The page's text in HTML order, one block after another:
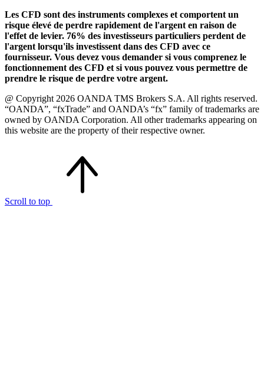
Les CFD sont des instruments complexes et comportent un
risque élevé de perdre rapidement de l'argent en raison de
l'effet de levier. 76% des investisseurs particuliers perdent de
l'argent lorsqu'ils investissent dans des CFD avec ce
fournisseur. Vous devez vous demander si vous comprenez le
fonctionnement des CFD et si vous pouvez vous permettre de
prendre le risque de perdre votre argent.
@ Copyright 2026 OANDA TMS Brokers S.A. All rights reserved.
“OANDA”, “fxTrade” and OANDA’s “fx” family of trademarks are
owned by OANDA Corporation. All other trademarks appearing on
this website are the property of their respective owner.
Scroll to top